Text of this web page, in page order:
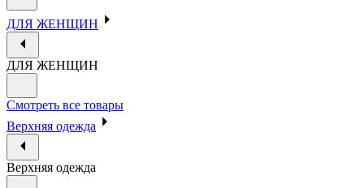
ДЛЯ ЖЕНЩИН
ДЛЯ ЖЕНЩИН
Смотреть все товары
Верхняя одежда
Верхняя одежда